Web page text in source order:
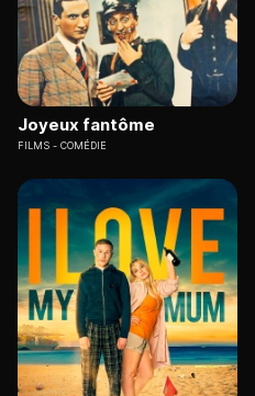
Joyeux fantôme
FILMS COMÉDIE